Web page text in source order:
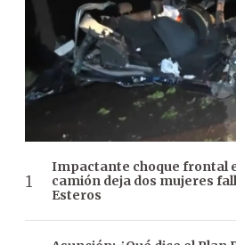
Impactante choque frontal
camión deja dos mujeres
Esteros